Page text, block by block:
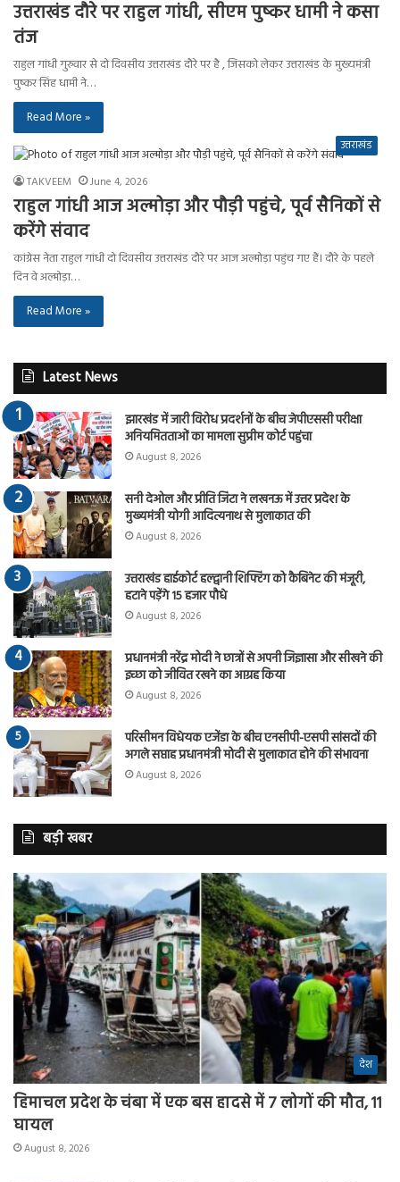
उत्तराखंड दौरे पर राहुल गांधी, सीएम पुष्कर धामी ने कसा
तंज
राहुल गांधी गुरुवार से दो दिवसीय उत्तराखंड दौरे पर है , जिसको लेकर उत्तराखंड के मुख्यमंत्री
पुष्कर सिंह धामी ने…
Read More »
उत्तराखंड
TAKVEEM June 4, 2026
राहुल गांधी आज अल्मोड़ा और पौड़ी पहुंचे, पूर्व सैनिकों से
करेंगे संवाद
कांग्रेस नेता राहुल गांधी दो दिवसीय उत्तराखंड दौरे पर आज अल्मोड़ा पहुंच गए हैं। दौरे के पहले
दिन वे अल्मोड़ा…
Read More »
Latest News
झारखंड में जारी विरोध प्रदर्शनों के बीच जेपीएससी परीक्षा
अनियमितताओं का मामला सुप्रीम कोर्ट पहुंचा
August 8, 2026
सनी देओल और प्रीति जिंटा ने लखनऊ में उत्तर प्रदेश के
मुख्यमंत्री योगी आदित्यनाथ से मुलाकात की
August 8, 2026
उत्तराखंड हाईकोर्ट हल्द्वानी शिफ्टिंग को कैबिनेट की मंजूरी,
हटाने पड़ेंगे 15 हजार पौधे
August 8, 2026
प्रधानमंत्री नरेंद्र मोदी ने छात्रों से अपनी जिज्ञासा और सीखने की
इच्छा को जीवित रखने का आग्रह किया
August 8, 2026
परिसीमन विधेयक एजेंडा के बीच एनसीपी-एसपी सांसदों की
अगले सप्ताह प्रधानमंत्री मोदी से मुलाकात होने की संभावना
August 8, 2026
बड़ी खबर
देश
हिमाचल प्रदेश के चंबा में एक बस हादसे में 7 लोगों की मौत, 11
घायल
August 8, 2026